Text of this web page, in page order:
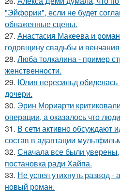
"Эйфории", если не будет
обнаженные сцены.
27. Анастасия Макеева и
годовщину свадьбы и
28. Люба толкалина - пример
женственности.
29. Юлия пересильд обиделась
дочери.
30. Эрин Мориарти
операции, а оказалось что
31. В сети активно обсуждают
состав в адаптации
32. Сначала все были
постановка ради Хайпа.
33. Не успел утихнуть развод
новый роман.